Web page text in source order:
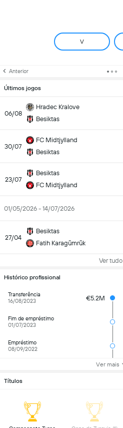
V
Anterior
Últimos jogos
06/08
Hradec Kralove
Besiktas
30/07
FC Midtjylland
Besiktas
23/07
Besiktas
FC Midtjylland
01/05/2026 - 14/07/2026
27/04
Besiktas
Fatih Karagümrük
Ver tudo
Histórico profissional
Transferência
16/08/2023
€5.2M
Fim de empréstimo
01/07/2023
Empréstimo
08/09/2022
Ver mais
Títulos